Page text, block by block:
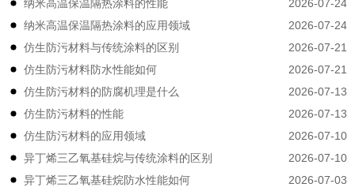
2026-07-24
纳米高温保温隔热涂料的性能
2026-07-24
纳米高温保温隔热涂料的应用领域
2026-07-21
仿生防污材料与传统涂料的区别
2026-07-21
仿生防污材料防水性能如何
2026-07-13
仿生防污材料的防腐机理是什么
2026-07-13
仿生防污材料的性能
2026-07-10
仿生防污材料的应用领域
2026-07-10
异丁烯三乙氧基硅烷与传统涂料的区别
2026-07-03
异丁烯三乙氧基硅烷防水性能如何